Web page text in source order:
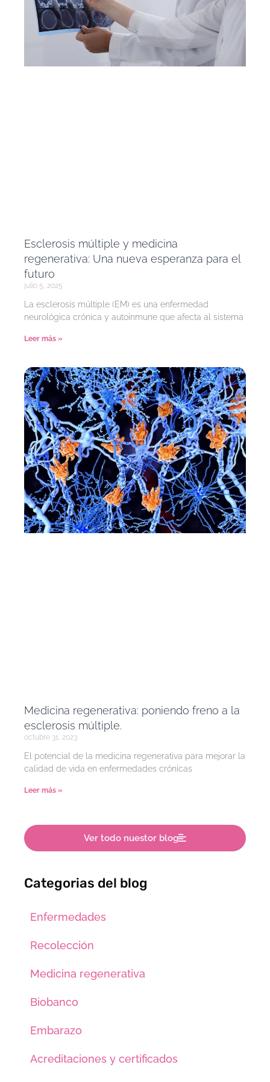
Esclerosis múltiple y medicina
regenerativa: Una nueva esperanza para el
futuro
julio 5, 2025
La esclerosis múltiple (EM) es una enfermedad
neurológica crónica y autoinmune que afecta al sistema
Leer más »
Medicina regenerativa: poniendo freno a la
esclerosis múltiple.
octubre 31, 2023
El potencial de la medicina regenerativa para mejorar la
calidad de vida en enfermedades crónicas
Leer más »
Ver todo nuestor blog
Categorias del blog
Enfermedades
Recolección
Medicina regenerativa
Biobanco
Embarazo
Acreditaciones y certificados